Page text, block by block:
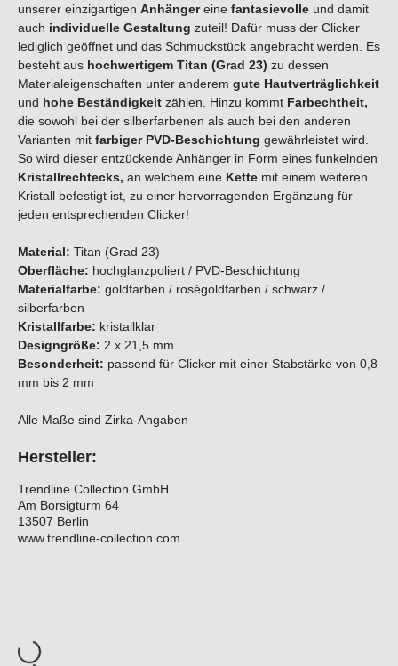
unserer einzigartigen Anhängereine fantasievolle und damit
auch individuelle Gestaltung zuteil! Dafür muss der Clicker
lediglich geöffnet und das Schmuckstück angebracht werden. Es
besteht aus hochwertigem Titan (Grad 23) zu dessen
Materialeigenschaften unter anderem gute Hautverträglichkeit
und hohe Beständigkeit zählen. Hinzu kommt Farbechtheit,
die sowohl bei der silberfarbenen als auch bei den anderen
Varianten mit farbiger PVD-Beschichtung gewährleistet wird.
So wird dieser entzückende Anhänger in Form eines funkelnden
Kristallrechtecks, an welchem eine Kette mit einem weiteren
Kristall befestigt ist, zu einer hervorragenden Ergänzung für
jeden entsprechenden Clicker!
Material: Titan (Grad 23)
Oberfläche: hochglanzpoliert / PVD-Beschichtung
Materialfarbe: goldfarben / roségoldfarben / schwarz /
silberfarben
Kristallfarbe: kristallklar
Designgröße: 2 x 21,5 mm
Besonderheit: passend für Clicker mit einer Stabstärke von 0,8
mm bis 2 mm
Alle Maße sind Zirka-Angaben
Hersteller:
Trendline Collection GmbH
Am Borsigturm 64
13507 Berlin
www.trendline-collection.com